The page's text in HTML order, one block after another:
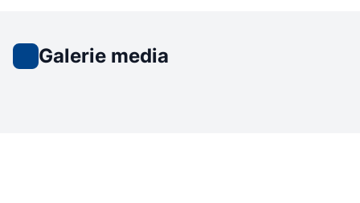
Galerie media